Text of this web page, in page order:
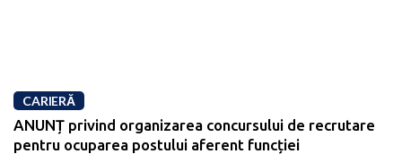
CARIERĂ
ANUNȚ privind organizarea concursului de recrutare
pentru ocuparea postului aferent funcției